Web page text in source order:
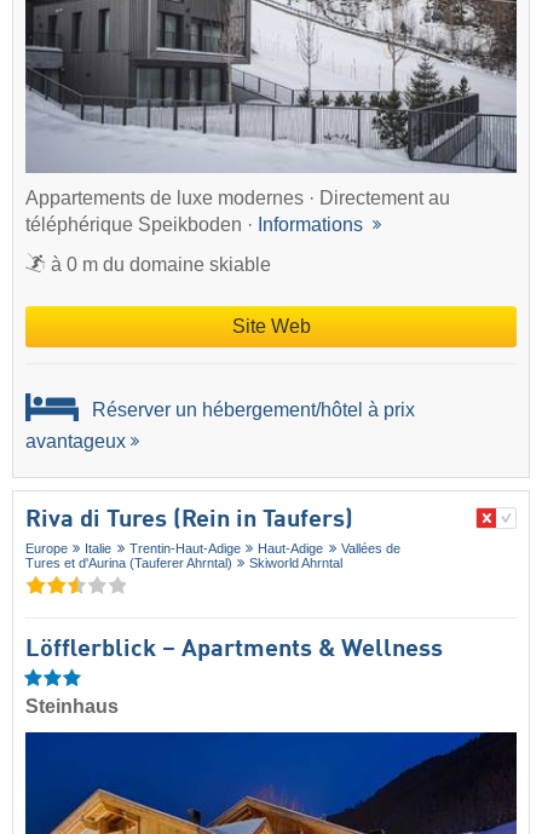
Appartements de luxe modernes · Directement au
téléphérique Speikboden · Informations
à 0 m du domaine skiable
Site Web
Réserver un hébergement/hôtel à prix
avantageux
Riva di Tures (Rein in Taufers)
Europe Italie Trentin-Haut-Adige Haut-Adige
Vallées de
Tures et d'Aurina (Tauferer Ahrntal)
Skiworld Ahrntal
Löfflerblick – Apartments & Wellness
Steinhaus